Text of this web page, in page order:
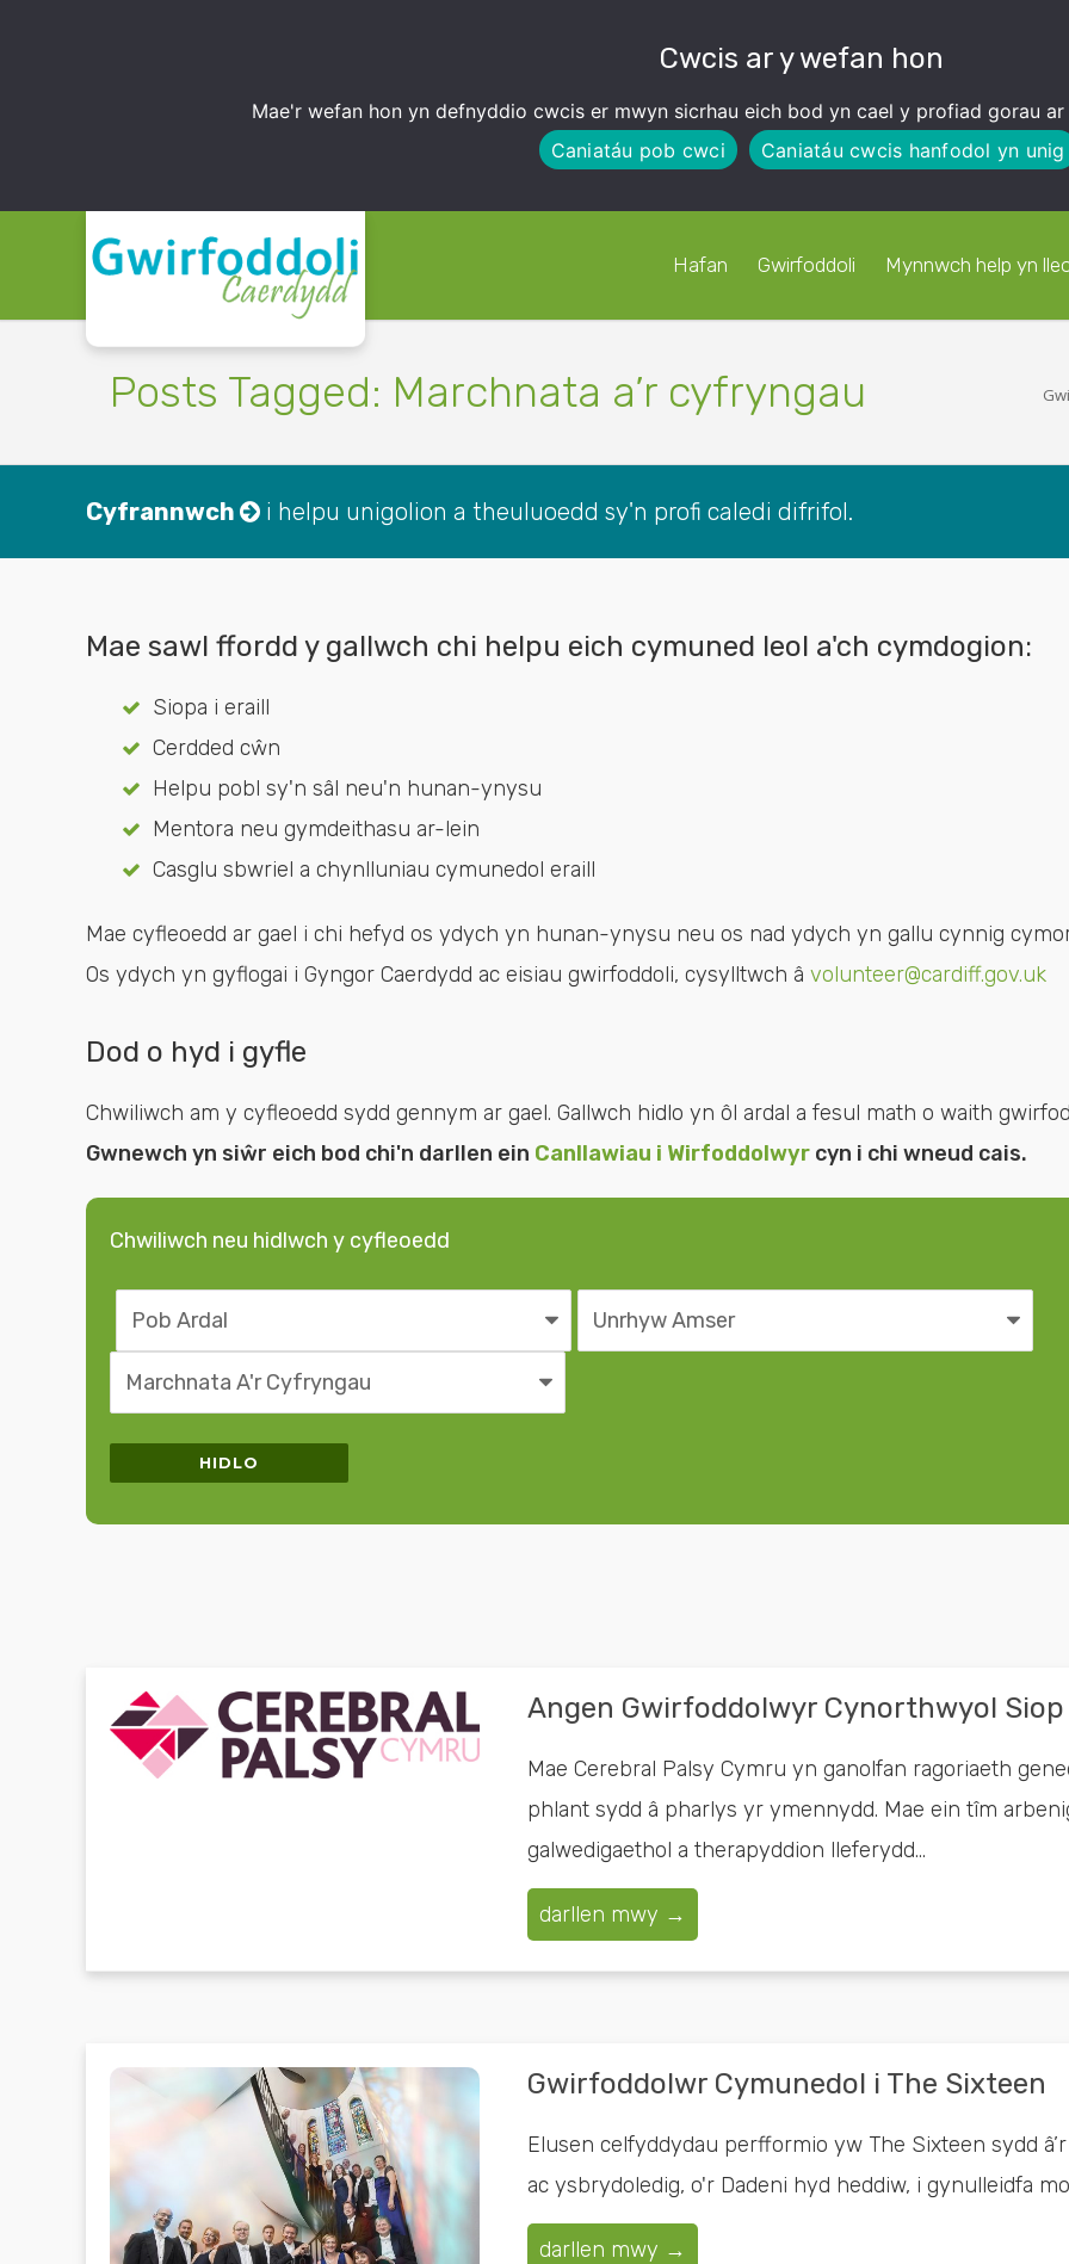
Cwcis ar y wefan hon
Mae'r wefan hon yn defnyddio cwcis er mwyn sicrhau eich bod yn cael y profiad gorau ar
Caniatáu pob cwci
Caniatáu cwcis hanfodol yn unig
Hafan Gwirfoddoli Mynnwch help yn
Posts Tagged: Marchnata a’r cyfryngau
Cyfrannwch i helpu unigolion a theuluoedd sy'n profi caledi difrifol.
Mae sawl ffordd y gallwch chi helpu eich cymuned leol a'ch cymdogion:
Siopa i eraill
Cerdded cŵn
Helpu pobl sy'n sâl neu'n hunan-ynysu
Mentora neu gymdeithasu ar-lein
Casglu sbwriel a chynlluniau cymunedol eraill
Mae cyfleoedd ar gael i chi hefyd os ydych yn hunan-ynysu neu os nad ydych yn gallu cynnig
Os ydych yn gyflogai i Gyngor Caerdydd ac eisiau gwirfoddoli, cysylltwch â volunteer@cardiff.gov.uk
Dod o hyd i gyfle
Chwiliwch am y cyfleoedd sydd gennym ar gael. Gallwch hidlo yn ôl ardal a fesul math o waith
Gwnewch yn siŵr eich bod chi'n darllen ein Canllawiau i Wirfoddolwyr cyn i chi wneud cais.
Chwiliwch neu hidlwch y cyfleoedd
Chwilio
Angen Gwirfoddolwyr Cynorthwyol
Mae Cerebral Palsy Cymru yn ganolfan ragoriaeth
phlant sydd â pharlys yr ymennydd. Mae ein tîm
galwedigaethol a therapyddion lleferydd...
darllen mwy →
Gwirfoddolwr Cymunedol i The Sixteen
Elusen celfyddydau perfformio yw The Sixteen sydd
ac ysbrydoledig, o'r Dadeni hyd heddiw, i gynulleidfa
darllen mwy →